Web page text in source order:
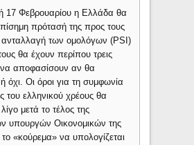
17 Φεβρουαρίου η Ελλάδα θα
πρότασή της προς τους
ανταλλαγή των ομολόγων (PSI)
θα έχουν περίπου τρεις
να αποφασίσουν αν θα
όχι. Οι όροι για τη συμφωνία
του ελληνικού χρέους θα
μετά το τέλος της
υπουργών Οικονομικών της
«κούρεμα» να υπολογίζεται